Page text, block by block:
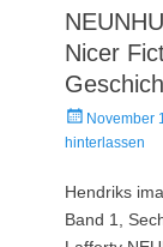
Nicer
Veröffentlicht
am
November
hinterlassen
Hendriks
Band 1,